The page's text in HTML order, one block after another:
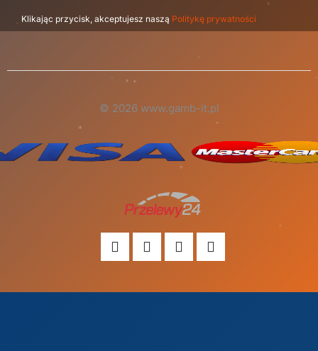
Klikając przycisk, akceptujesz naszą Politykę prywatności
© 2026 www.gamb-it.pl